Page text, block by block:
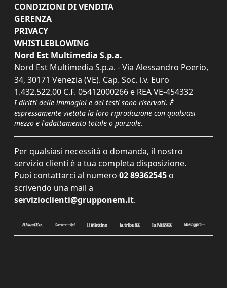
CONDIZIONI DI VENDITA
GERENZA
PRIVACY
WHISTLEBLOWING
Nord Est Multimedia S.p.a.
Nord Est Multimedia S.p.a. - Via Alessandro Poerio,
34, 30171 Venezia (VE). Cap. Soc. i.v. Euro
1.432.522,00 C.F. 05412000266 e REA VE-454332
I diritti delle immagini e dei testi sono riservati. È
espressamente vietata la loro riproduzione con qualsiasi
mezzo e l'adattamento totale o parziale.
Per qualsiasi necessità o domanda, il nostro
servizio clienti è a tua completa disposizione.
Puoi contattarci al numero 02 89362545 o
scrivendo una mail a
servizioclienti@grupponem.it.